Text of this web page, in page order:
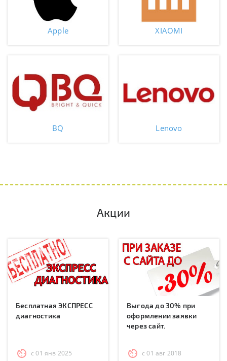
Apple XIAOMI
BQ Lenovo
Акции
Бесплатная ЭКСПРЕСС
диагностика
с 01 янв 2025
Выгода до 30% при
оформлении заявки
через сайт.
с 01 авг 2018